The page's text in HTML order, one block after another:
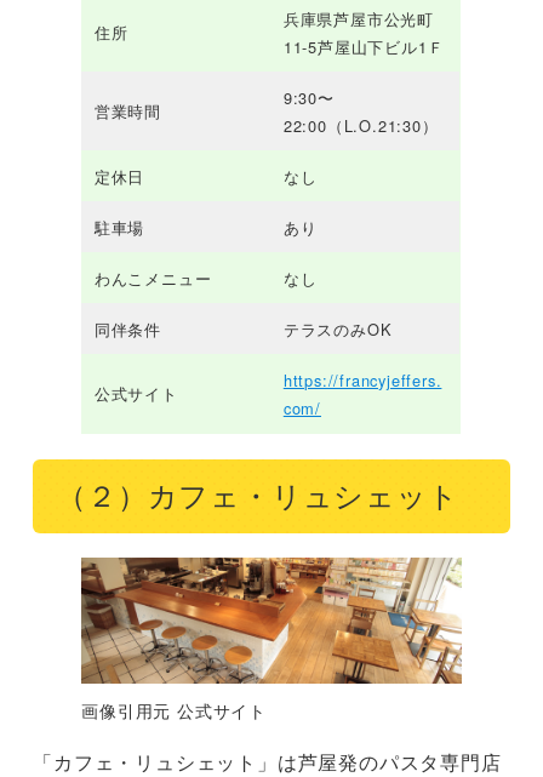
住所
兵庫県芦屋市公光町
11-5芦屋山下ビル1Ｆ
営業時間
9:30〜
22:00（L.O.21:30）
定休日 なし
駐車場 あり
わんこメニュー なし
同伴条件 テラスのみOK
公式サイト
https://francyjeffers.
com/
（２）カフェ・リュシェット
画像引用元 公式サイト
「カフェ・リュシェット」は芦屋発のパスタ専門店